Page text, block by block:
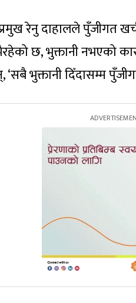
रेनु दाहालले पुँजीगत
छ, भुक्तानी नभएको
भुक्तानी दिँदासम्म